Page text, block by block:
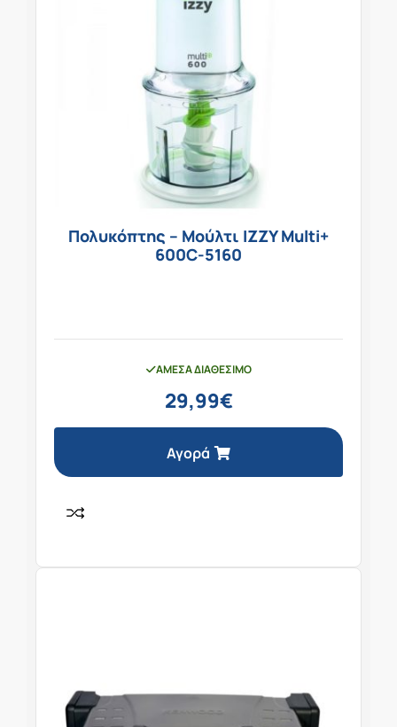
Πολυκόπτης – Μούλτι IZZY Multi+
600C-5160
ΆΜΕΣΑ ΔΙΑΘΈΣΙΜΟ
29,99€
Αγορά